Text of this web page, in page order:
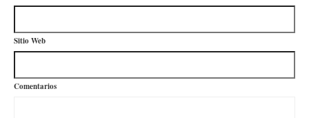
Sitio Web
Comentarios